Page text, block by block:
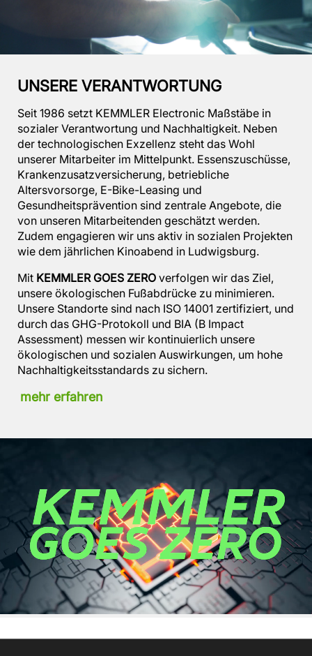
UNSERE VERANTWORTUNG
Seit 1986 setzt KEMMLER Electronic Maßstäbe in
sozialer Verantwortung und Nachhaltigkeit. Neben
der technologischen Exzellenz steht das Wohl
unserer Mitarbeiter im Mittelpunkt. Essenszuschüsse,
Krankenzusatzversicherung, betriebliche
Altersvorsorge, E-Bike-Leasing und
Gesundheitsprävention sind zentrale Angebote, die
von unseren Mitarbeitenden geschätzt werden.
Zudem engagieren wir uns aktiv in sozialen Projekten
wie dem jährlichen Kinoabend in Ludwigsburg.
Mit KEMMLER GOES ZERO verfolgen wir das Ziel,
unsere ökologischen Fußabdrücke zu minimieren.
Unsere Standorte sind nach ISO 14001 zertifiziert, und
durch das GHG-Protokoll und BIA (B Impact
Assessment) messen wir kontinuierlich unsere
ökologischen und sozialen Auswirkungen, um hohe
Nachhaltigkeitsstandards zu sichern.
mehr erfahren